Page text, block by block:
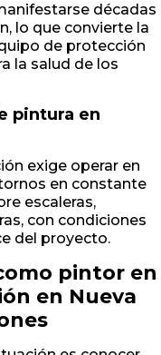
décadas
lo que convierte la
de protección
la salud de los
pintura en
exige operar en
en constante
escaleras,
con condiciones
del proyecto.
pintor en
en Nueva